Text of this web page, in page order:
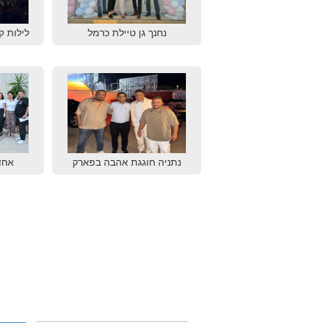
נחנך גן טיילת כרמל לילות
נתניה חוגגת אהבה בפארק